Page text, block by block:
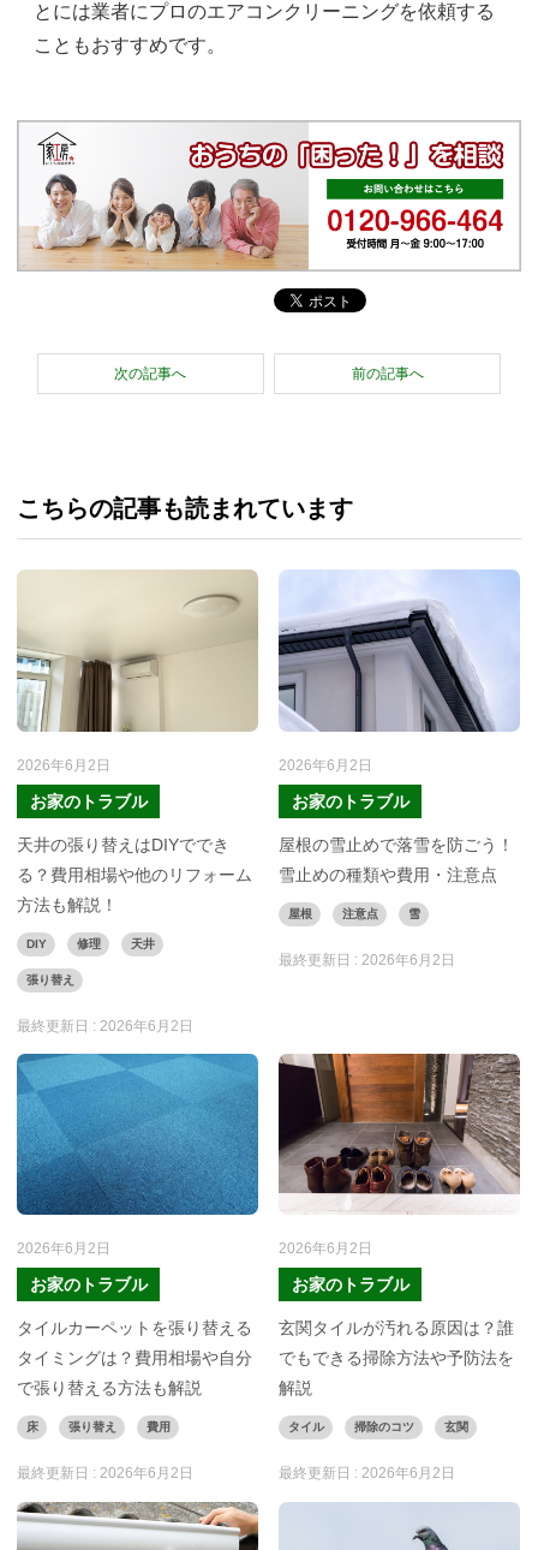
とには業者にプロのエアコンクリーニングを依頼する
こともおすすめです。
次の記事へ 前の記事へ
こちらの記事も読まれています
2026年6月2日
お家のトラブル
天井の張り替えはDIYででき
る？費用相場や他のリフォーム
方法も解説！
DIY 修理 天井
張り替え
最終更新日 : 2026年6月2日
2026年6月2日
お家のトラブル
屋根の雪止めで落雪を防ごう！
雪止めの種類や費用・注意点
屋根 注意点 雪
最終更新日 : 2026年6月2日
2026年6月2日
お家のトラブル
タイルカーペットを張り替える
タイミングは？費用相場や自分
で張り替える方法も解説
床 張り替え 費用
最終更新日 : 2026年6月2日
2026年6月2日
お家のトラブル
玄関タイルが汚れる原因は？誰
でもできる掃除方法や予防法を
解説
タイル 掃除のコツ 玄関
最終更新日 :2026年6月2日